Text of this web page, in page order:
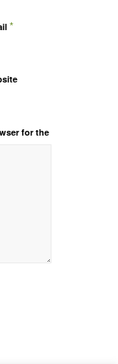
*
for the